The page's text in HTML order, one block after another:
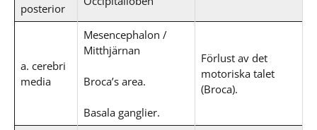
posterior
a. cerebri
media
Mesencephalon /
Mitthjärnan
Broca’s area.
Basala ganglier.
Förlust av det
motoriska talet
(Broca).